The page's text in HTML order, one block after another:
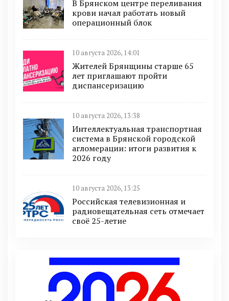
В Брянском центре переливания
крови начал работать новый
операционный блок
10 августа 2026, 14:01
Жителей Брянщины старше 65
лет приглашают пройти
диспансеризацию
10 августа 2026, 13:38
Интеллектуальная транспортная
система в Брянской городской
агломерации: итоги развития к
2026 году
10 августа 2026, 13:25
Российская телевизионная и
радиовещательная сеть отмечает
своё 25-летие